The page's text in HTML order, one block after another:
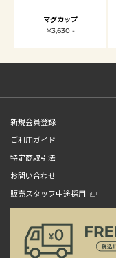
マグカップ
¥3,630 -
新規会員登録
ご利用ガイド
特定商取引法
お問い合わせ
販売スタッフ中途採用